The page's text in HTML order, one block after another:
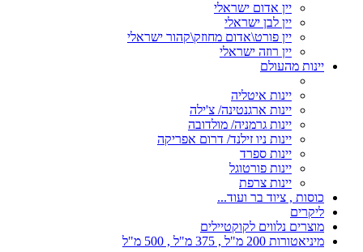
יין אדום ישראלי
יין לבן ישראלי
יין פורט\אדום מחוזק\קהור ישראלי
יין רוזה ישראלי
יינות מהעולם
יינות איטליה
יינות ארגנטינה/ צ'ילה
יינות גרמניה/ מולדובה
יינות ניו זילנד/ דרום אפריקה
יינות ספרד
יינות פורטוגל
יינות צרפת
כוסות , ציוד בר ועוד...
ליקרים
מוצרים נלווים לקוקטיילים
מיניאטורות 200 מ"ל , 375 מ"ל , 500 מ"ל